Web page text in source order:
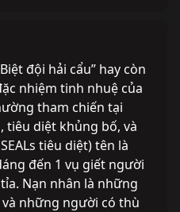
đội hải cẩu” hay còn
nhiệm tinh nhuệ của
tham chiến tại
diệt khủng bố, và
tiêu diệt) tên là
đến 1 vụ giết người
Nạn nhân là những
và những người có thù